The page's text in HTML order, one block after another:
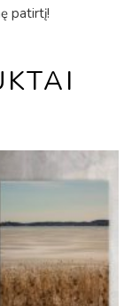
patirtį!